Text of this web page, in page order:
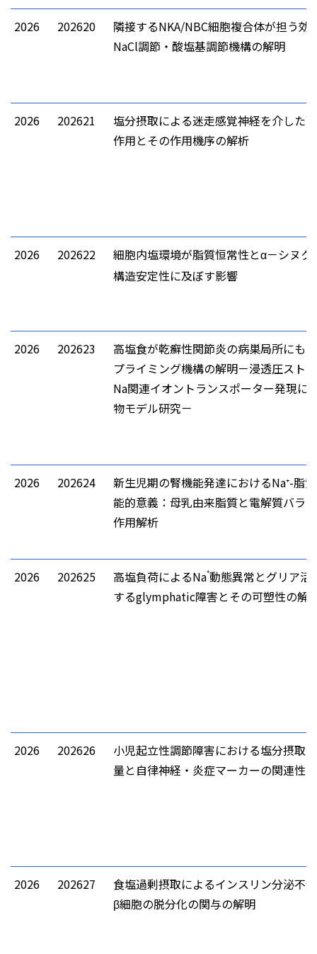
2026 202620
隣接するNKA/NBC細胞複合体が担う効
NaCl調節・酸塩基調節機構の解明
2026 202621
塩分摂取による迷走感覚神経を介した
作用とその作用機序の解析
2026 202622 細胞内塩環境が脂質恒常性とα－シヌク
構造安定性に及ぼす影響
2026 202623
高塩食が乾癬性関節炎の病巣局所にも
プライミング機構の解明－浸透圧スト
Na関連イオントランスポーター発現に
物モデル研究－
2026 202624
新生児期の腎機能発達におけるNa⁺-脂
能的意義：母乳由来脂質と電解質バラ
作用解析
2026 202625 高塩負荷によるNa⁺動態異常とグリア活
するglymphatic障害とその可塑性の解
2026 202626
小児起立性調節障害における塩分摂取
量と自律神経・炎症マーカーの関連性
2026 202627 食塩過剰摂取によるインスリン分泌不
β細胞の脱分化の関与の解明